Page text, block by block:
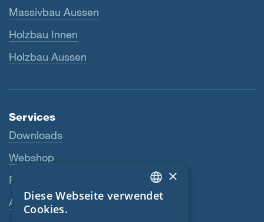
Massivbau Aussen
Holzbau Innen
Holzbau Aussen
Services
Downloads
Webshop
Fachhändler
Ansprechperson
ENGLISH
×
Diese Webseite verwendet
Cookies.